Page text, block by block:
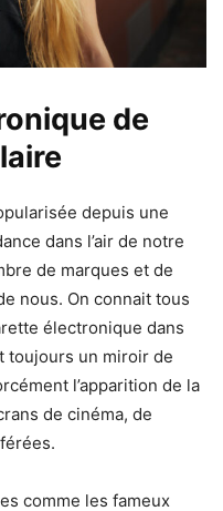
de
depuis une
dans l’air de notre
de marques et de
nous. On connait tous
électronique dans
toujours un miroir de
l’apparition de la
de cinéma, de
comme les fameux